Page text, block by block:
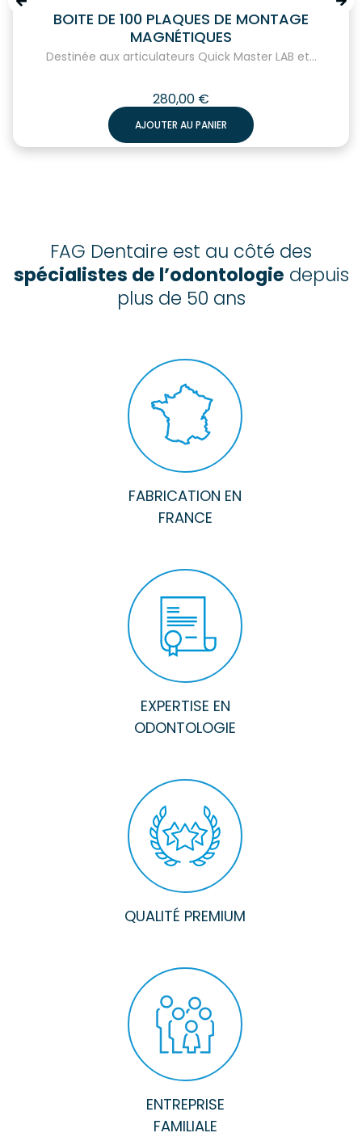
BOITE DE 100 PLAQUES DE MONTAGE
MAGNÉTIQUES
Destinée aux articulateurs Quick Master LAB et...
280,00 €
AJOUTER AU PANIER
FAG Dentaire est au côté des
spécialistes de l’odontologie depuis
plus de 50 ans
FABRICATION EN
FRANCE
EXPERTISE EN
ODONTOLOGIE
QUALITÉ PREMIUM
ENTREPRISE
FAMILIALE